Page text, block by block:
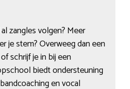
zangles volgen? Meer
je stem? Overweeg dan een
schrijf je in bij een
biedt ondersteuning
en vocal